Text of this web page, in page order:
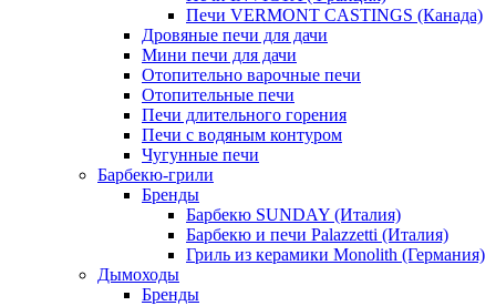
Печи VERMONT CASTINGS (Канада)
Дровяные печи для дачи
Мини печи для дачи
Отопительно варочные печи
Отопительные печи
Печи длительного горения
Печи с водяным контуром
Чугунные печи
Барбекю-грили
Бренды
Барбекю SUNDAY (Италия)
Барбекю и печи Palazzetti (Италия)
Гриль из керамики Monolith (Германия)
Дымоходы
Бренды